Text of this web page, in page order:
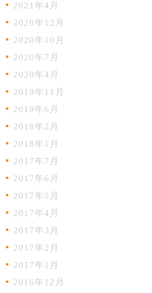
2021年4月
2020年12月
2020年10月
2020年7月
2020年4月
2019年11月
2019年6月
2018年2月
2018年1月
2017年7月
2017年6月
2017年5月
2017年4月
2017年3月
2017年2月
2017年1月
2016年12月